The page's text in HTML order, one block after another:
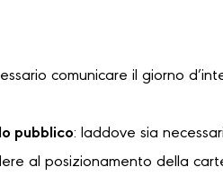
comunicare il giorno
pubblico: laddove sia
al posizionamento della